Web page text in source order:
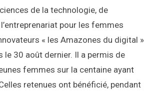
de la technologie, de
pour les femmes
« les Amazones du digital »
le 30 août dernier. Il a permis de
femmes sur la centaine ayant
retenues ont bénéficié, pendant